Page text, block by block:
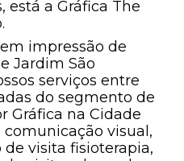
está a Gráfica The
impressão de
Jardim São
serviços entre
do segmento de
Gráfica na Cidade
comunicação visual,
visita fisioterapia,